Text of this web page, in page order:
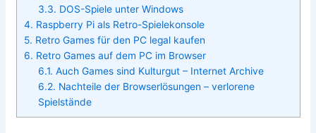
3.3. DOS-Spiele unter Windows
4. Raspberry Pi als Retro-Spielekonsole
5. Retro Games für den PC legal kaufen
6. Retro Games auf dem PC im Browser
6.1. Auch Games sind Kulturgut – Internet Archive
6.2. Nachteile der Browserlösungen – verlorene
Spielstände